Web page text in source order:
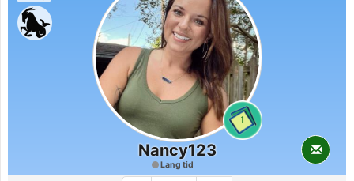
1
Nancy123
Lang tid